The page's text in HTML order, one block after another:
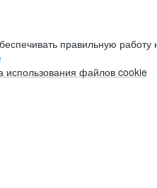
правильную работу
использования файлов cookie